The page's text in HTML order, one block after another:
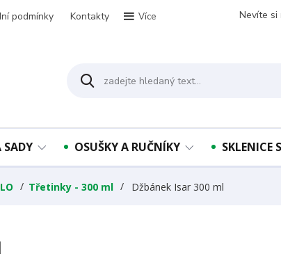
podmínky Kontakty Více Nevíte si
SADY OSUŠKY A RUČNÍKY SKLENICE
Třetinky - 300 ml Džbánek Isar 300 ml